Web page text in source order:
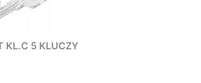
KL.C 5 KLUCZY